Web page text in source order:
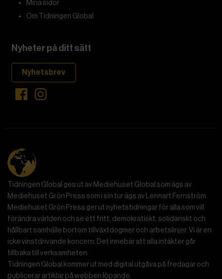
Mina sidor
Om Tidningen Global
Nyheter på ditt sätt
Nyhetsbrev
Tidningen Global ges ut av Mediehuset Global som ägs av
Mediehuset Grön Press som i sin tur ägs av Lennart Fernström.
Mediehuset Grön Press ger ut nyhetstidningar för alla som vill
förändra världen och se ett fritt, demokratiskt, solidariskt och
hållbart samhälle bortom tillväxtdogmer och arbetslinjer. Vi är en
icke vinstdrivande koncern. Det innebär att alla intäkter går
tillbaka till verksamheten.
Tidningen Global kommer ut med digital utgåva på fredagar och
publicerar artiklar på webben löpande.